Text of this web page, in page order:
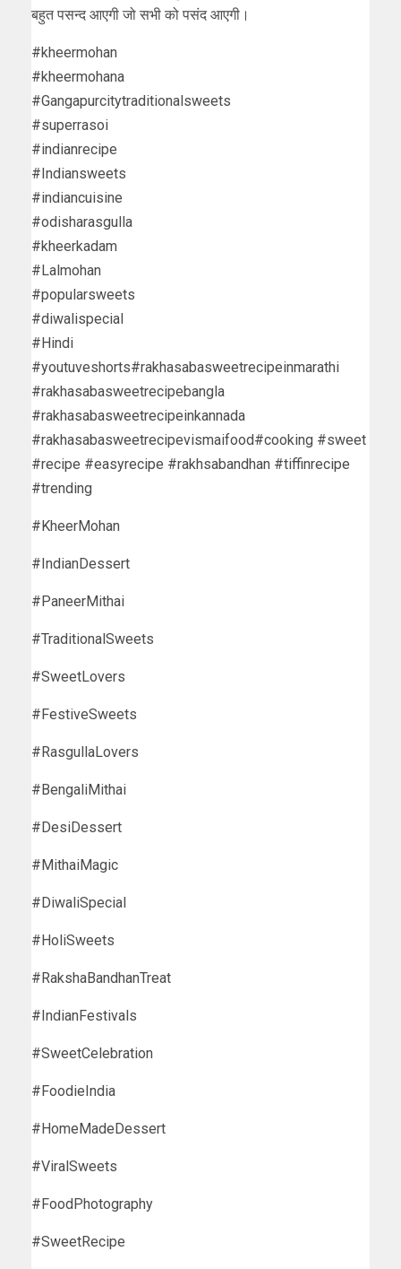
बहुत पसन्द आएगी जो सभी को पसंद आएगी।
#kheermohan
#kheermohana
#Gangapurcitytraditionalsweets
#superrasoi
#indianrecipe
#Indiansweets
#indiancuisine
#odisharasgulla
#kheerkadam
#Lalmohan
#popularsweets
#diwalispecial
#Hindi
#youtuveshorts#rakhasabasweetrecipeinmarathi
#rakhasabasweetrecipebangla
#rakhasabasweetrecipeinkannada
#rakhasabasweetrecipevismaifood#cooking #sweet
#recipe #easyrecipe #rakhsabandhan #tiffinrecipe
#trending
#KheerMohan
#IndianDessert
#PaneerMithai
#TraditionalSweets
#SweetLovers
#FestiveSweets
#RasgullaLovers
#BengaliMithai
#DesiDessert
#MithaiMagic
#DiwaliSpecial
#HoliSweets
#RakshaBandhanTreat
#IndianFestivals
#SweetCelebration
#FoodieIndia
#HomeMadeDessert
#ViralSweets
#FoodPhotography
#SweetRecipe